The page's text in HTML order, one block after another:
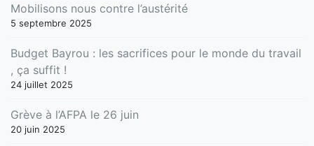
Mobilisons nous contre l’austérité
5 septembre 2025
Budget Bayrou : les sacrifices pour le monde du travail
, ça suffit !
24 juillet 2025
Grève à l’AFPA le 26 juin
20 juin 2025